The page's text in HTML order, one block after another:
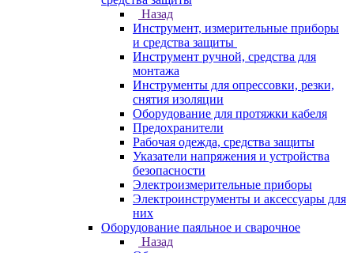
Назад
Инструмент, измерительные приборы
и средства защиты
Инструмент ручной, средства для
монтажа
Инструменты для опрессовки, резки,
снятия изоляции
Оборудование для протяжки кабеля
Предохранители
Рабочая одежда, средства защиты
Указатели напряжения и устройства
безопасности
Электроизмерительные приборы
Электроинструменты и аксессуары для
них
Оборудование паяльное и сварочное
Назад